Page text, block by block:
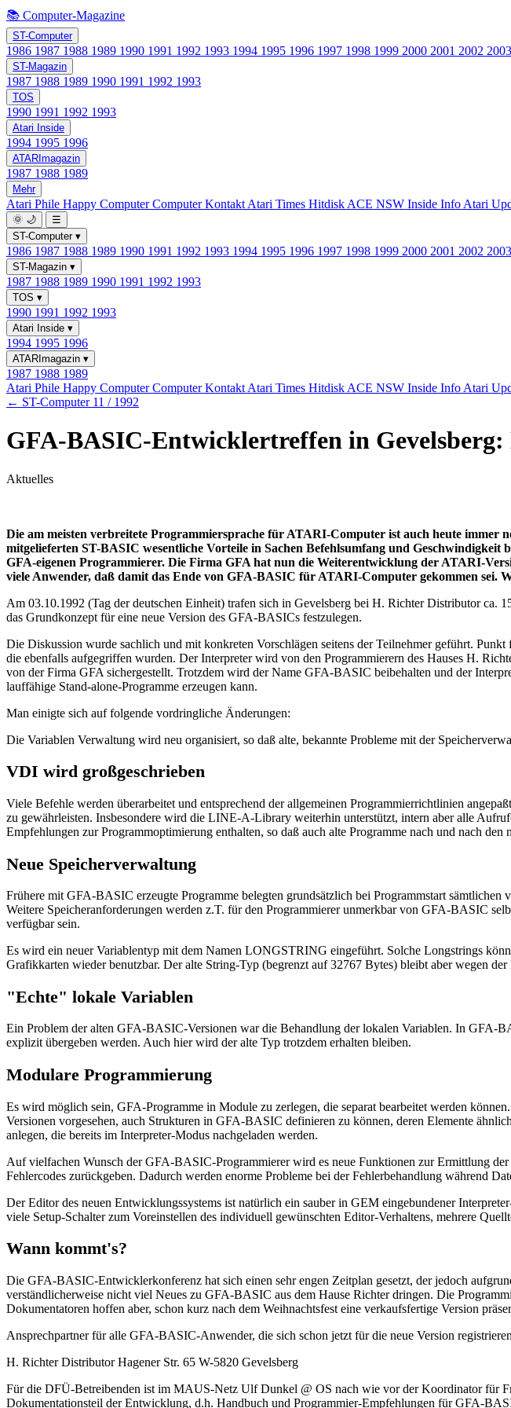
📚 Computer-Magazine
ST-Computer
1986 1987 1988 1989 1990 1991 1992 1993 1994 1995 1996 1997 1998 1999 2000 2001 2002 2003
ST-Magazin
1987 1988 1989 1990 1991 1992 1993
TOS
1990 1991 1992 1993
Atari Inside
1994 1995 1996
ATARImagazin
1987 1988 1989
Mehr
Atari Phile Happy ComputerComputer Kontakt Atari Times Hitdisk ACE NSW Inside Info Atari
🌞 🌙
☰
ST-Computer ▾
1986 1987 1988 1989 1990 1991 1992 1993 1994 1995 1996 1997 1998 1999 2000 2001 2002 2003
ST-Magazin ▾
1987 1988 1989 1990 1991 1992 1993
TOS ▾
1990 1991 1992 1993
Atari Inside ▾
1994 1995 1996
ATARImagazin ▾
1987 1988 1989
Atari Phile Happy ComputerComputer Kontakt Atari Times Hitdisk ACE NSW Inside Info Atari
← ST-Computer 11 / 1992
GFA-BASIC-Entwicklertreffen in Gevelsberg:
Aktuelles
Die am meisten verbreitete Programmiersprache für ATARI-Computer ist auch heute immer
mitgelieferten ST-BASIC wesentliche Vorteile in Sachen Befehlsumfang und
GFA-eigenen Programmierer. Die Firma GFA hat nun die Weiterentwicklung der ATARI-
viele Anwender, daß damit das Ende von GFA-BASIC für ATARI-Computer gekommen sei.
Am 03.10.1992 (Tag der deutschen Einheit) trafen sich in Gevelsberg bei H. Richter Distributor
das Grundkonzept für eine neue Version des GFA-BASICs festzulegen.
Die Diskussion wurde sachlich und mit konkreten Vorschlägen seitens der Teilnehmer geführt.
die ebenfalls aufgegriffen wurden. Der Interpreter wird von den Programmierern des Hauses H.
von der Firma GFA sichergestellt. Trotzdem wird der Name GFA-BASIC beibehalten und der
lauffähige Stand-alone-Programme erzeugen kann.
Man einigte sich auf folgende vordringliche Änderungen:
Die Variablen Verwaltung wird neu organisiert, so daß alte, bekannte Probleme mit der
VDI wird großgeschrieben
Viele Befehle werden überarbeitet und entsprechend der allgemeinen Programmierrichtlinien
zu gewährleisten. Insbesondere wird die LINE-A-Library weiterhin unterstützt, intern aber alle
Empfehlungen zur Programmoptimierung enthalten, so daß auch alte Programme nach und nach
Neue Speicherverwaltung
Frühere mit GFA-BASIC erzeugte Programme belegten grundsätzlich bei Programmstart
Weitere Speicheranforderungen werden z.T. für den Programmierer unmerkbar von GFA-BASIC
verfügbar sein.
Es wird ein neuer Variablentyp mit dem Namen LONGSTRING eingeführt. Solche Longstrings
Grafikkarten wieder benutzbar. Der alte String-Typ (begrenzt auf 32767 Bytes) bleibt aber wegen
"Echte" lokale Variablen
Ein Problem der alten GFA-BASIC-Versionen war die Behandlung der lokalen Variablen. In GFA-
explizit übergeben werden. Auch hier wird der alte Typ trotzdem erhalten bleiben.
Modulare Programmierung
Es wird möglich sein, GFA-Programme in Module zu zerlegen, die separat bearbeitet werden
Versionen vorgesehen, auch Strukturen in GFA-BASIC definieren zu können, deren Elemente
anlegen, die bereits im Interpreter-Modus nachgeladen werden.
Auf vielfachen Wunsch der GFA-BASIC-Programmierer wird es neue Funktionen zur Ermittlung
Fehlercodes zurückgeben. Dadurch werden enorme Probleme bei der Fehlerbehandlung während
Der Editor des neuen Entwicklungssystems ist natürlich ein sauber in GEM eingebundener
viele Setup-Schalter zum Voreinstellen des individuell gewünschten Editor-Verhaltens, mehrere
Wann kommt's?
Die GFA-BASIC-Entwicklerkonferenz hat sich einen sehr engen Zeitplan gesetzt, der jedoch
verständlicherweise nicht viel Neues zu GFA-BASIC aus dem Hause Richter dringen. Die
Dokumentatoren hoffen aber, schon kurz nach dem Weihnachtsfest eine verkaufsfertige Version
Ansprechpartner für alle GFA-BASIC-Anwender, die sich schon jetzt für die neue Version
H. Richter Distributor Hagener Str. 65 W-5820 Gevelsberg
Für die DFÜ-Betreibenden ist im MAUS-Netz Ulf Dunkel @ OS nach wie vor der Koordinator für
Dokumentationsteil der Entwicklung, d.h. Handbuch und Programmier-Empfehlungen für GFA-